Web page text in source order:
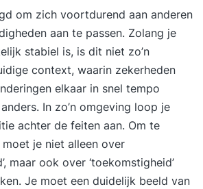
om zich voortdurend aan anderen
aan te passen. Zolang je
stabiel is, is dit niet zo’n
context, waarin zekerheden
elkaar in snel tempo
In zo’n omgeving loop je
achter de feiten aan. Om te
je niet alleen over
maar ook over ‘toekomstigheid’
Je moet een duidelijk beeld van